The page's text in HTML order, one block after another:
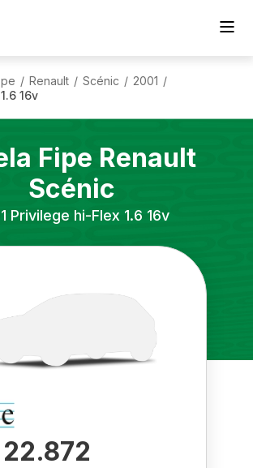
/ Renault / Scénic / 2001 /
16v
Fipe Renault
Scénic
Privilege hi-Flex 1.6 16v